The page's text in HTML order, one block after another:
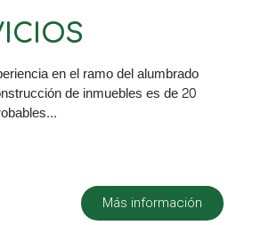
en el ramo del alumbrado
de inmuebles es de 20
Más información